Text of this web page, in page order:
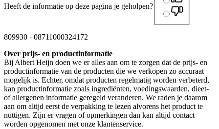
Heeft de informatie op deze pagina je geholpen?
809930 - 08711000324172
Over prijs- en productinformatie
Bij Albert Heijn doen we er alles aan om te zorgen dat de prijs- en
productinformatie van de producten die we verkopen zo accuraat
mogelijk is. Echter, omdat producten regelmatig worden verbeterd,
kan productinformatie zoals ingrediënten, voedingswaarden, dieet-
of allergenen informatie geregeld veranderen. We raden je daarom
aan om altijd eerst de verpakking te lezen alvorens het product te
nuttigen. Zijn er vragen of opmerkingen dan kan altijd contact
worden opgenomen met onze klantenservice.